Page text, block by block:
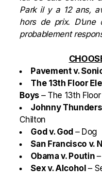
Park il y a 12 ans,
hors de prix. D’une
probablement
Pavement v.
The 13th Floor
Boys – The 13th
Johnny
Chilton
God v. God – Dog
San Francisco v.
Obama v. Poutin
Sex v. Alcohol–